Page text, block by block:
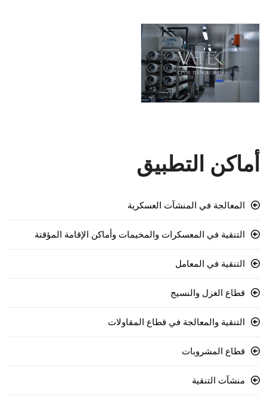
أماكن التطبيق
المعالجة في المنشآت العسكرية
التنقية في المعسكرات والمخيمات وأماكن الإقامة المؤقتة
التنقية في المعامل
قطاع الغزل والنسيج
التنقية والمعالجة في قطاع المقاولات
قطاع المشروبات
منشآت التنقية